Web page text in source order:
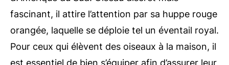
fascinant, il attire l’attention par sa huppe rouge
orangée, laquelle se déploie tel un éventail royal.
Pour ceux qui élèvent des oiseaux à la maison, il
est essentiel de bien s’équiper afin d’assurer leur